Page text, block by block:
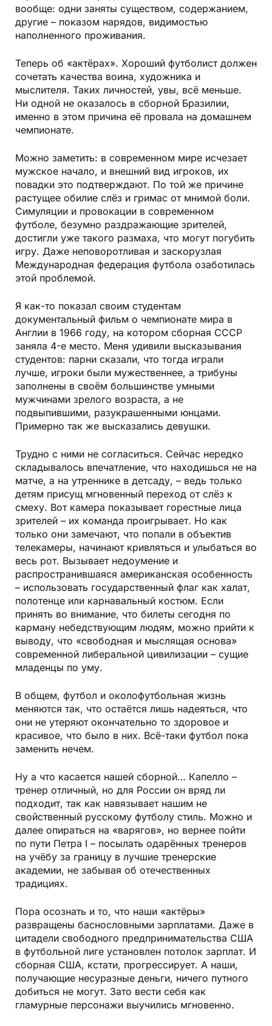
вообще: одни заняты существом, содержанием,
другие – показом нарядов, видимостью
наполненного проживания.
Теперь об «актёрах». Хороший футболист должен
сочетать качества воина, художника и
мыслителя. Таких личностей, увы, всё меньше.
Ни одной не оказалось в сборной Бразилии,
именно в этом причина её провала на домашнем
чемпионате.
Можно заметить: в современном мире исчезает
мужское начало, и внешний вид игроков, их
повадки это подтверждают. По той же причине
растущее обилие слёз и гримас от мнимой боли.
Симуляции и провокации в современном
футболе, безумно раздражающие зрителей,
достигли уже такого размаха, что могут погубить
игру. Даже неповоротливая и заскорузлая
Международная федерация футбола озаботилась
этой проблемой.
Я как-то показал своим студентам
документальный фильм о чемпионате мира в
Англии в 1966 году, на котором сборная СССР
заняла 4-е место. Меня удивили высказывания
студентов: парни сказали, что тогда играли
лучше, игроки были мужественнее, а трибуны
заполнены в своём большинстве умными
мужчинами зрелого возраста, а не
подвыпившими, разукрашенными юнцами.
Примерно так же высказались девушки.
Трудно с ними не согласиться. Сейчас нередко
складывалось впечатление, что находишься не на
матче, а на утреннике в детсаду, – ведь только
детям присущ мгновенный переход от слёз к
смеху. Вот камера показывает горестные лица
зрителей – их команда проигрывает. Но как
только они замечают, что попали в объектив
телекамеры, начинают кривляться и улыбаться во
весь рот. Вызывает недоумение и
распространившаяся американская особенность
– использовать государственный флаг как халат,
полотенце или карнавальный костюм. Если
принять во внимание, что билеты сегодня по
карману небедствующим людям, можно прийти к
выводу, что «свободная и мыслящая основа»
современной либеральной цивилизации – сущие
младенцы по уму.
В общем, футбол и околофутбольная жизнь
меняются так, что остаётся лишь надеяться, что
они не утеряют окончательно то здоровое и
красивое, что было в них. Всё-таки футбол пока
заменить нечем.
Ну а что касается нашей сборной… Капелло –
тренер отличный, но для России он вряд ли
подходит, так как навязывает нашим не
свойственный русскому футболу стиль. Можно и
далее опираться на «варягов», но вернее пойти
по пути Петра I – посылать одарённых тренеров
на учёбу за границу в лучшие тренерские
академии, не забывая об отечественных
традициях.
Пора осознать и то, что наши «актёры»
развращены баснословными зарплатами. Даже в
цитадели свободного предпринимательства США
в футбольной лиге установлен потолок зарплат. И
сборная США, кстати, прогрессирует. А наши,
получающие несуразные деньги, ничего путного
добиться не могут. Зато вести себя как
гламурные персонажи выучились мгновенно.